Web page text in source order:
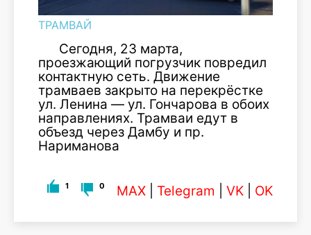
ТРАМВАЙ
Сегодня, 23 марта,
проезжающий погрузчик повредил
контактную сеть. Движение
трамваев закрыто на перекрёстке
ул. Ленина — ул. Гончарова в обоих
направлениях. Трамваи едут в
объезд через Дамбу и пр.
Нариманова
1 0 MAX Telegram VK OK